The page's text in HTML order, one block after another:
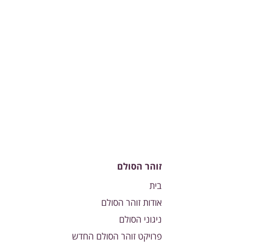
זוהר הסולם
בית
אודות זוהר הסולם
ניגוני הסולם
פרויקט זוהר הסולם החדש